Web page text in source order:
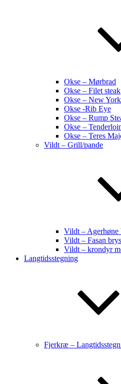
Okse – Mørbrad
Okse – Filet steak
Okse – New
Okse -Rib Eye
Okse – Rump
Okse –
Okse – Teres
Vildt – Grill/pande
Vildt – Agerhøne
Vildt – Fasan
Vildt – krondyr
Langtidsstegning
Fjerkræ –